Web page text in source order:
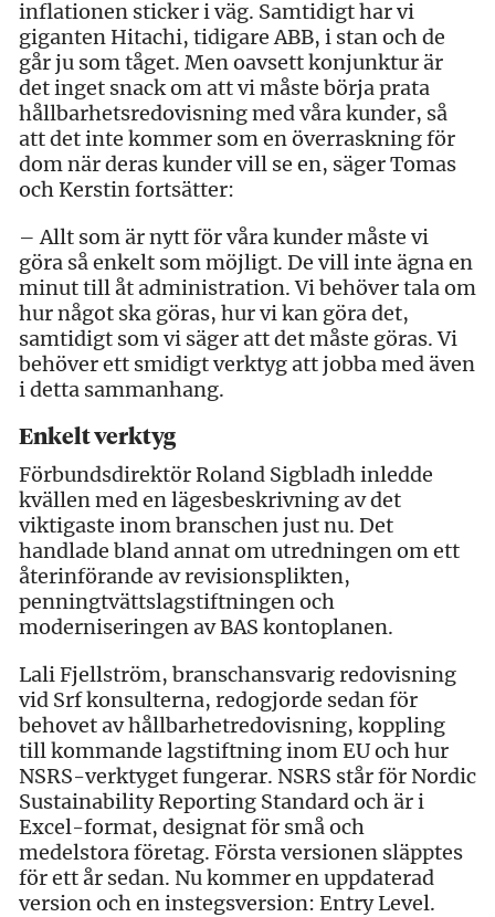
inflationen sticker i väg. Samtidigt har vi
giganten Hitachi, tidigare ABB, i stan och de
går ju som tåget. Men oavsett konjunktur är
det inget snack om att vi måste börja prata
hållbarhetsredovisning med våra kunder, så
att det inte kommer som en överraskning för
dom när deras kunder vill se en, säger Tomas
och Kerstin fortsätter:
– Allt som är nytt för våra kunder måste vi
göra så enkelt som möjligt. De vill inte ägna en
minut till åt administration. Vi behöver tala om
hur något ska göras, hur vi kan göra det,
samtidigt som vi säger att det måste göras. Vi
behöver ett smidigt verktyg att jobba med även
i detta sammanhang.
Enkelt verktyg
Förbundsdirektör Roland Sigbladh inledde
kvällen med en lägesbeskrivning av det
viktigaste inom branschen just nu. Det
handlade bland annat om utredningen om ett
återinförande av revisionsplikten,
penningtvättslagstiftningen och
moderniseringen av BAS kontoplanen.
Lali Fjellström, branschansvarig redovisning
vid Srf konsulterna, redogjorde sedan för
behovet av hållbarhetredovisning, koppling
till kommande lagstiftning inom EU och hur
NSRS-verktyget fungerar. NSRS står för Nordic
Sustainability Reporting Standard och är i
Excel-format, designat för små och
medelstora företag. Första versionen släpptes
för ett år sedan. Nu kommer en uppdaterad
version och en instegsversion: Entry Level.